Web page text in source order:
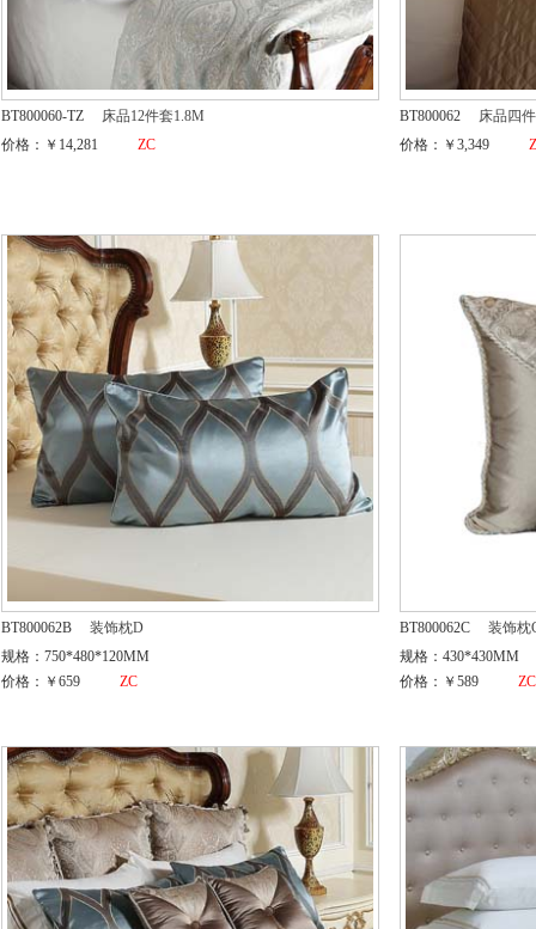
BT800060-TZ
床品12件套1.8M
价格：￥14,281
ZC
BT800062
床品四
价格：￥3,349
BT800062B
装饰枕D
规格：750*480*120MM
价格：￥659
ZC
BT800062C
装饰枕
规格：430*430MM
价格：￥589
ZC